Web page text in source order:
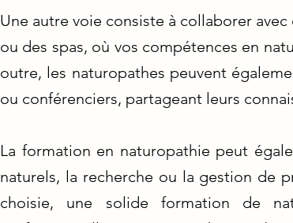
Une autre voie consiste à collaborer
ou des spas, où vos compétences en
outre, les naturopathes peuvent
ou conférenciers, partageant leurs
La formation en naturopathie peut
naturels, la recherche ou la gestion de
choisie, une solide formation de